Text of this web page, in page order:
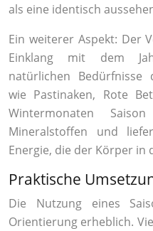
als eine identisch
Ein weiterer Aspekt: Der
Einklang mit dem
natürlichen Bedürfnisse
wie Pastinaken, Rote
Wintermonaten
Mineralstoffen und
Energie, die der Körper in
Praktische
Die Nutzung eines
Orientierung erheblich.